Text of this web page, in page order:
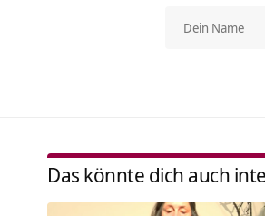
Das könnte dich auch